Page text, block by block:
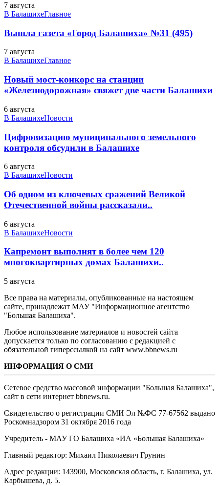
7 августа
В БалашихеГлавное
Вышла газета «Город Балашиха» №31 (495)
7 августа
В БалашихеГлавное
Новый мост-конкорс на станции
«Железнодорожная» свяжет две части Балашихи
6 августа
В БалашихеНовости
Цифровизацию муниципального земельного
контроля обсудили в Балашихе
6 августа
В БалашихеНовости
Об одном из ключевых сражений Великой
Отечественной войны рассказали..
6 августа
В БалашихеНовости
Капремонт выполнят в более чем 120
многоквартирных домах Балашихи..
5 августа
Все права на материалы, опубликованные на настоящем
сайте, принадлежат МАУ "Информационное агентство
"Большая Балашиха".
Любое использование материалов и новостей сайта
допускается только по согласованию с редакцией с
обязательной гиперссылкой на сайт www.bbnews.ru
ИНФОРМАЦИЯ О СМИ
Сетевое средство массовой информации "Большая Балашиха",
сайт в сети интернет bbnews.ru.
Свидетельство о регистрации СМИ Эл №ФС ‎77-67562 выдано
Роскомнадзором 31 октября 2016 года
Учредитель - МАУ ГО Балашиха «ИА «Большая Балашиха»
Главный редактор: Михаил Николаевич Грунин
Адрес редакции: 143900, Московская область, г. Балашиха, ул.
Карбышева, д. 5.